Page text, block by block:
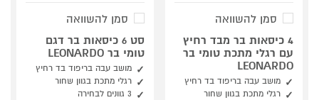
סמן להשוואה
4 כיסאות בר מבד רחיץ
עם רגלי מתכת טומי בר
LEONARDO
מושב עבה בריפוד בד רחיץ
רגלי מתכת בגוון שחור
סמן להשוואה
סט 6 כיסאות בר דגם
טומי בר LEONARDO
מושב עבה בריפוד בד רחיץ
רגלי מתכת בגוון שחור
3 גוונים לבחירה